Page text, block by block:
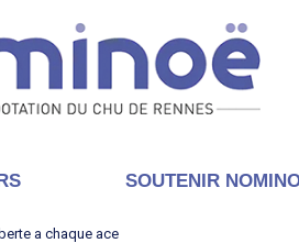
SOUTENIR
a chaque ace